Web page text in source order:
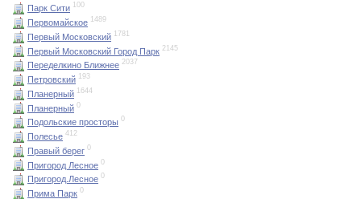
Парк Сити 100
Первомайское 1489
Первый Московский 1781
Первый Московский Город Парк 2145
Переделкино Ближнее 2037
Петровский 193
Планерный 1644
Планерный 0
Подольские просторы 0
Полесье 412
Правый берег 0
Пригород Лесное 0
Пригород.Лесное 0
Прима Парк 0